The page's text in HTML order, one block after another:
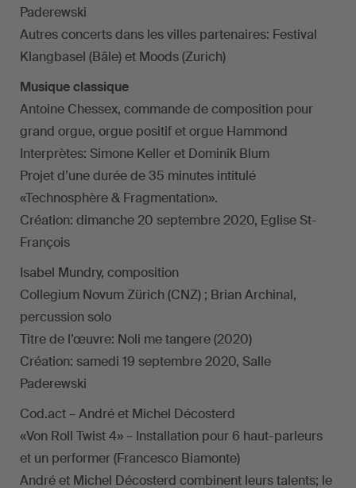
Paderewski
Autres concerts dans les villes partenaires: Festival
Klangbasel (Bâle) et Moods (Zurich)
Musique classique
Antoine Chessex, commande de composition pour
grand orgue, orgue positif et orgue Hammond
Interprètes: Simone Keller et Dominik Blum
Projet d’une durée de 35 minutes intitulé
«Technosphère & Fragmentation».
Création: dimanche 20 septembre 2020, Eglise St-
François
Isabel Mundry, composition
Collegium Novum Zürich (CNZ) ; Brian Archinal,
percussion solo
Titre de l’œuvre: Noli me tangere (2020)
Création: samedi 19 septembre 2020, Salle
Paderewski
Cod.act – André et Michel Décosterd
«Von Roll Twist 4» – Installation pour 6 haut-parleurs
et un performer (Francesco Biamonte)
André et Michel Décosterd combinent leurs talents; le